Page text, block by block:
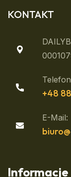
KONTAKT
+48
E-Mail:
Informacje